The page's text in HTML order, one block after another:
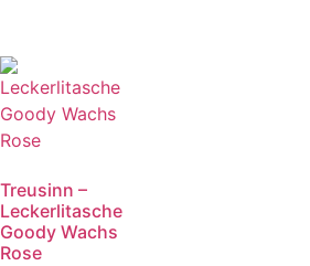
Treusinn –
Leckerlitasche
Goody Wachs
Rose